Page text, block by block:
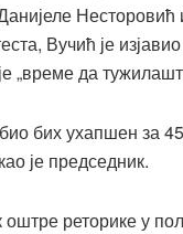
Вучић је
„време да
бих ухапшен за
је председник.
реторике у